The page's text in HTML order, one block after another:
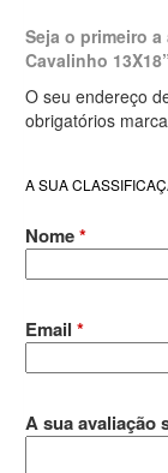
Seja o primeiro
Cavalinho 13X18”
O seu endereço
obrigatórios
A SUA
Nome*
Email *
A sua avaliação